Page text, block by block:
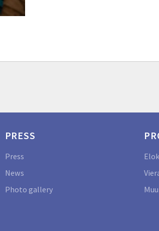
PRESS
Press
News
Photo gallery